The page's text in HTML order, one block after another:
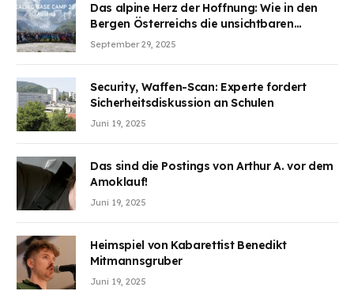
Das alpine Herz der Hoffnung: Wie in den
Bergen Österreichs die unsichtbaren
Wunden des Kriegesheilen
September 29, 2025
Security, Waffen-Scan: Experte fordert
Sicherheitsdiskussion an Schulen
Juni 19, 2025
Das sind die Postings von Arthur A. vor dem
Amoklauf!
Juni 19, 2025
Heimspiel von Kabarettist Benedikt
Mitmannsgruber
Juni 19, 2025